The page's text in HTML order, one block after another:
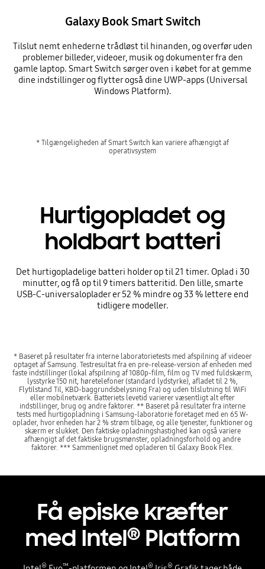
Galaxy Book Smart Switch
Tilslut nemt enhederne trådløst til hinanden, og overfør uden
problemer billeder, videoer, musik og dokumenter fra den
gamle laptop. Smart Switch sørger oven i købet for at gemme
dine indstillinger og flytter også dine UWP-apps (Universal
Windows Platform).
* Tilgængeligheden af Smart Switch kan variere afhængigt af
operativsystem
Hurtigopladet og
holdbart batteri
Det hurtigopladelige batteri holder op til 21 timer. Oplad i 30
minutter, og få op til 9 timers batteritid. Den lille, smarte
USB-C-universaloplader er 52 % mindre og 33 % lettere end
tidligere modeller.
* Baseret på resultater fra interne laboratorietests med afspilning af videoer
optaget af Samsung. Testresultat fra en pre-release-version af enheden med
faste indstillinger (lokal afspilning af 1080p-film, film og TV med fuldskærm,
lysstyrke 150 nit, høretelefoner (standard lydstyrke), afladet til 2 %,
Flytilstand Til, KBD-baggrundsbelysning Fra) og uden tilslutning til WiFi
eller mobilnetværk. Batteriets levetid varierer væsentligt alt efter
indstillinger, brug og andre faktorer. ** Baseret på resultater fra interne
tests med hurtigopladning i Samsung-laboratorie foretaget med en 65 W-
oplader, hvor enheden har 2 % strøm tilbage, og alle tjenester, funktioner og
skærm er slukket. Den faktiske opladningshastighed kan også variere
afhængigt af det faktiske brugsmønster, opladningsforhold og andre
faktorer. *** Sammenlignet med opladeren til Galaxy Book Flex.
Få episke kræfter
med Intel®Platform
® ™ ® ®